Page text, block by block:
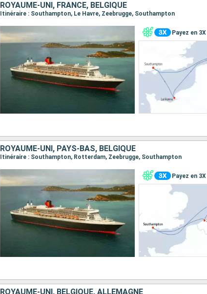
ROYAUME-UNI, FRANCE, BELGIQUE
Itinéraire : Southampton, Le Havre, Zeebrugge, Southampton
Payez en 3X
ROYAUME-UNI, PAYS-BAS, BELGIQUE
Itinéraire : Southampton, Rotterdam, Zeebrugge, Southampton
Payez en 3X
ROYAUME-UNI, BELGIQUE, ALLEMAGNE